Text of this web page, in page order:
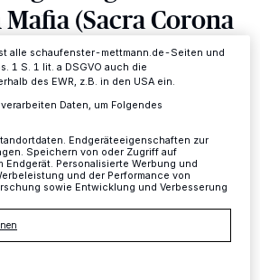
(Sacra Corona
Landeskriminalamtes Nordrhein-
vollstreckten am 23. Dezember
Hamm
gegen einen 40-jährigen
Eine Minute Lesezeit
innerhalb unseres Website. Weitere
in unserer Datenschutzerklärung.
alle schaufenster-mettmann.de-Seiten und
1 S. 1 lit. a DSGVO auch die
des EWR, z.B. in den USA ein.
Daten, um Folgendes
Endgeräteeigenschaften zur
Speichern von oder Zugriff auf
Endgerät. Personalisierte Werbung und
und der Performance von
sowie Entwicklung und Verbesserung